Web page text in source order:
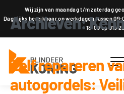
Wij zijn van maandag t/m zaterdag
Dagelijks bereikbaar op werkdagen tussen
18:00 op 015
Archieven:
Zelf repareren
autogordels: